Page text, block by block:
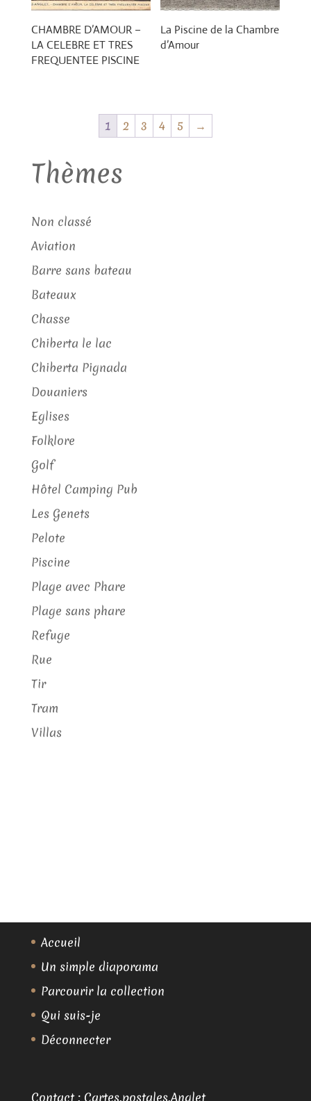
CHAMBRE D’AMOUR –
LA CELEBRE ET TRES
FREQUENTEE PISCINE
La Piscine de la Chambre
d’Amour
1 2 3 4 5 →
Thèmes
Non classé
Aviation
Barre sans bateau
Bateaux
Chasse
Chiberta le lac
Chiberta Pignada
Douaniers
Eglises
Folklore
Golf
Hôtel Camping Pub
Les Genets
Pelote
Piscine
Plage avec Phare
Plage sans phare
Refuge
Rue
Tir
Tram
Villas
Accueil
Un simple diaporama
Parcourir la collection
Qui suis-je
Déconnecter
Contact : Cartes.postales.Anglet